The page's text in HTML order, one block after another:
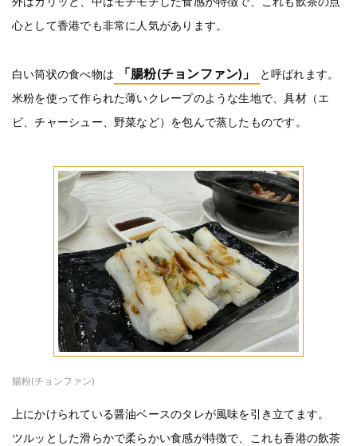
心として香港でも非常に人気があります。
白い筒状の食べ物は 「腸粉(チョンファン)」
と呼ばれます。
米粉を使って作られた薄いクレープのような生地で、具材（エ
ビ、チャーシュー、野菜など）を包んで蒸したものです。
腸粉(チョンファン)
上にかけられている醤油ベースのタレが風味を引き立てます。
ツルッとした滑らかで柔らかい食感が特徴で、これも香港の飲茶